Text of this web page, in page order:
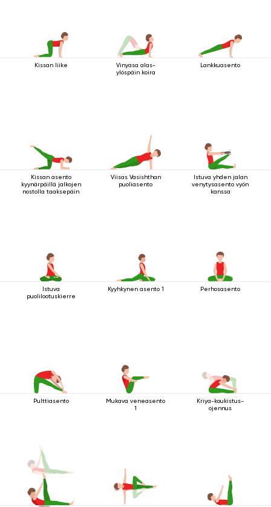
Kissan liike
Vinyasa alas-
ylöspäin koira
Lankkuasento
Kissan asento
kyynärpäillä jalkojen
nostolla taaksepäin
Viisas Vasishthan
puoliasento
Istuva yhden jalan
venytysasento vyön
kanssa
Istuva
puolilootuskierre
Kyyhkynen asento 1 Perhosasento
Pulttiasento
Mukava veneasento
1
Kriya-koukistus-
ojennus